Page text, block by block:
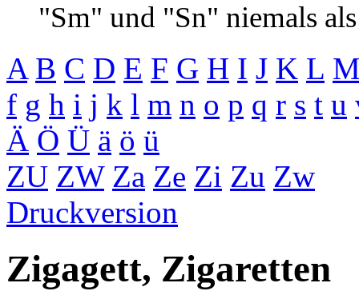
"Sm" und "Sn" niemals
A B C D E F G H I J K L
f g h i j k l m n o p q r s t u
Ä Ö Ü ä ö ü
ZU ZW Za Ze Zi Zu Zw
Druckversion
Zigagett, Zigaretten